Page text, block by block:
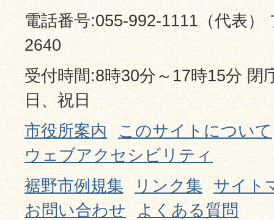
電話番号:055-992-1111（代表）
2640
受付時間:8時30分～17時15分 閉
日、祝日
市役所案内
このサイトについて
ウェブアクセシビリティ
裾野市例規集
リンク集
サイト
お問い合わせ
よくある質問